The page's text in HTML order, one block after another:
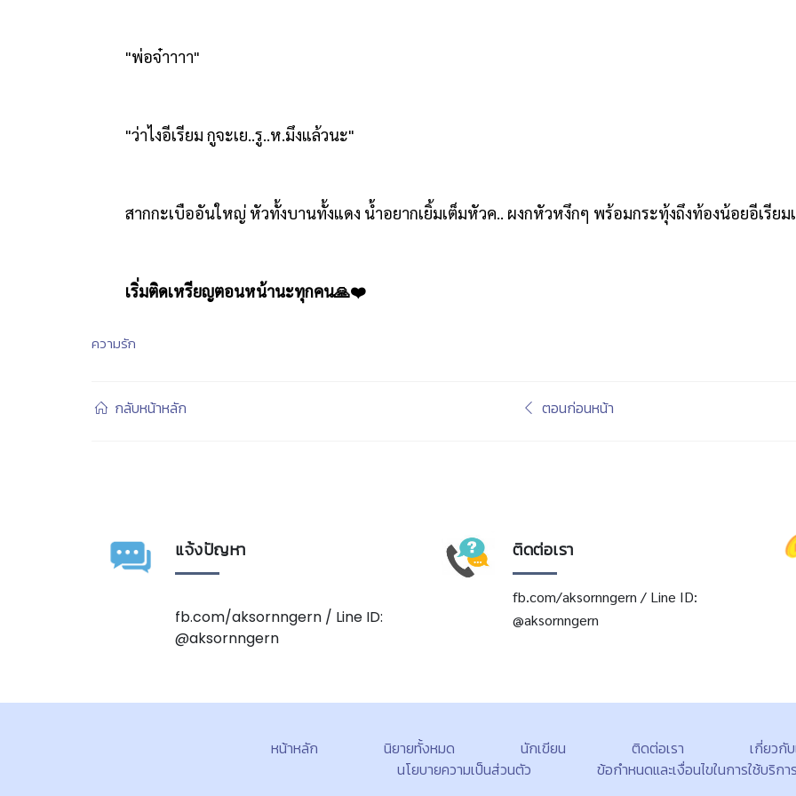
"พ่อจ๋าาาา"
"ว่าไงอีเรียม กูจะเย..รู..ห.มึงแล้วนะ"
สากกะเบืออันใหญ่ หัวทั้งบานทั้งแดง น้ำอยากเยิ้มเต็มหัวค.. ผงกหัวหงึกๆ พร้อมกระทุ้งถึงท้องน้อยอีเรียม
เริ่มติดเหรียญตอนหน้านะทุกคน🙏❤
ความรัก
กลับหน้าหลัก ตอนก่อนหน้า
แจ้งปัญหา
fb.com/aksornngern / Line ID:
@aksornngern
ติดต่อเรา
fb.com/aksornngern / Line ID:
@aksornngern
หน้าหลัก นิยายทั้งหมด นักเขียน ติดต่อเรา
เกี่ยวกับ
นโยบายความเป็นส่วนตัว
ข้อกำหนดและเงื่อนไขในการใช้บริกา